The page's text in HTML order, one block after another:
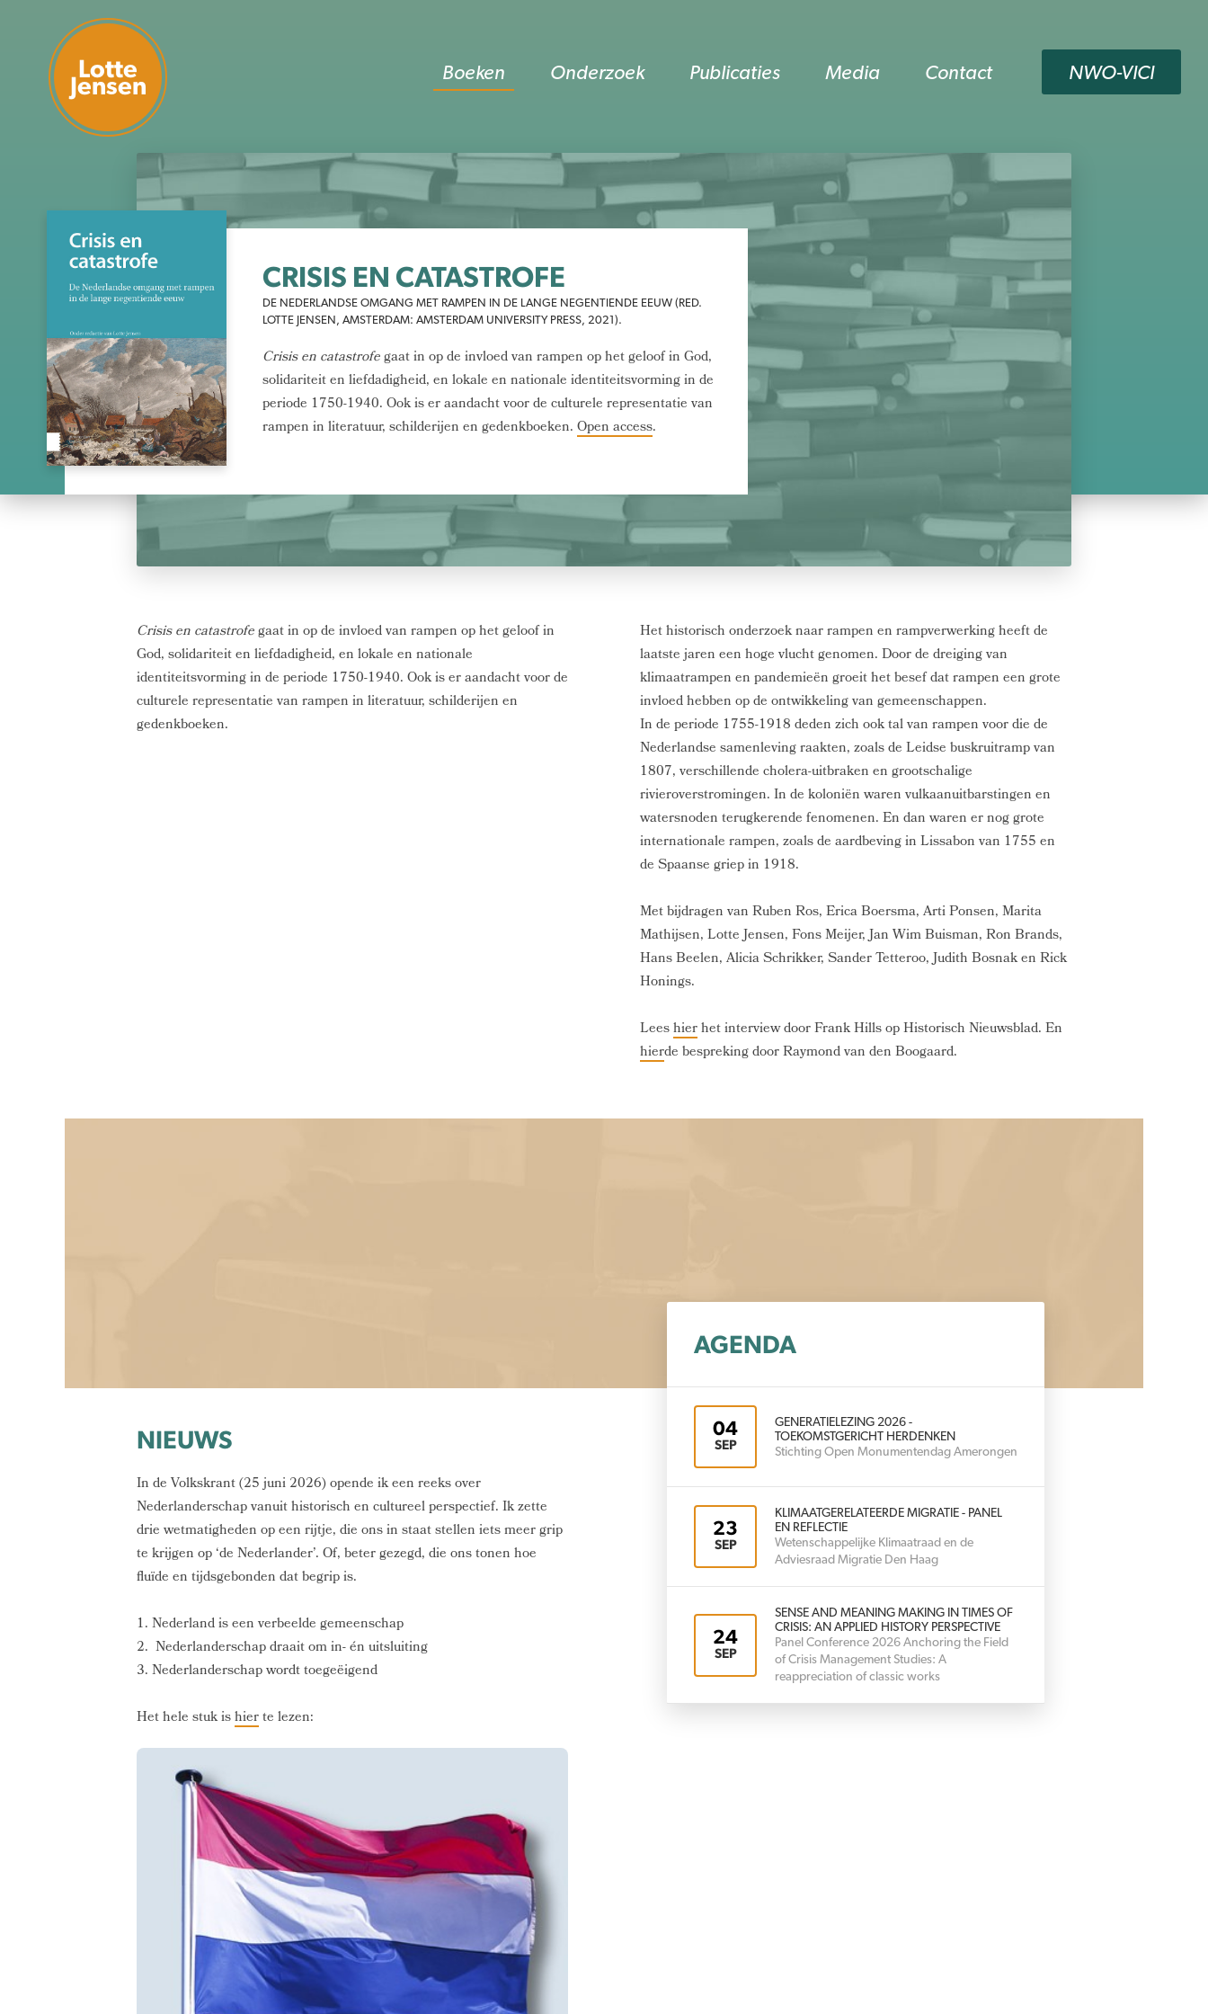
Lotte
Jensen Boeken Onderzoek Publicaties Media Contact NWO-VICI
CRISIS EN CATASTROFE
DE NEDERLANDSE OMGANG MET RAMPEN IN DE LANGE NEGENTIENDE EEUW (RED.
LOTTE JENSEN, AMSTERDAM: AMSTERDAM UNIVERSITY PRESS, 2021).
Crisis en catastrofegaat in op de invloed van rampen op het geloof in God,
solidariteit en liefdadigheid, en lokale en nationale identiteitsvorming in de
periode 1750-1940. Ook is er aandacht voor de culturele representatie van
rampen in literatuur, schilderijen en gedenkboeken.Open access.
Crisis en catastrofegaat in op de invloed van rampen op het geloof in
God, solidariteit en liefdadigheid, en lokale en nationale
identiteitsvorming in de periode 1750-1940. Ook is er aandacht voor de
culturele representatie van rampen in literatuur, schilderijen en
gedenkboeken.
Het historisch onderzoek naar rampen en rampverwerking heeft de
laatste jaren een hoge vlucht genomen. Door de dreiging van
klimaatrampen en pandemieën groeit het besef dat rampen een grote
invloed hebben op de ontwikkeling van gemeenschappen.
In de periode 1755-1918 deden zich ook tal van rampen voor die de
Nederlandse samenleving raakten, zoals de Leidse buskruitramp van
1807, verschillende cholera-uitbraken en grootschalige
rivieroverstromingen. In de koloniën waren vulkaanuitbarstingen en
watersnoden terugkerende fenomenen. En dan waren er nog grote
internationale rampen, zoals de aardbeving in Lissabon van 1755 en
de Spaanse griep in 1918.
Met bijdragen van Ruben Ros, Erica Boersma, Arti Ponsen, Marita
Mathijsen, Lotte Jensen, Fons Meijer, Jan Wim Buisman, Ron Brands,
Hans Beelen, Alicia Schrikker, Sander Tetteroo, Judith Bosnak en Rick
Honings.
Leeshierhet interview door Frank Hills op Historisch Nieuwsblad. En
hierde bespreking door Raymond van den Boogaard.
NIEUWS
In de Volkskrant (25 juni 2026) opende ik een reeks over
Nederlanderschap vanuit historisch en cultureel perspectief. Ik zette
drie wetmatigheden op een rijtje, die ons in staat stellen iets meer grip
te krijgen op ‘de Nederlander’. Of, beter gezegd, die ons tonen hoe
fluïde en tijdsgebonden dat begrip is.
1. Nederland is een verbeelde gemeenschap
2. Nederlanderschap draait om in- én uitsluiting
3. Nederlanderschap wordt toegeëigend
Het hele stuk ishierte lezen:
AGENDA
04
SEP
GENERATIELEZING 2026 -
TOEKOMSTGERICHT HERDENKEN
Stichting Open Monumentendag Amerongen
23
SEP
KLIMAATGERELATEERDE MIGRATIE - PANEL
EN REFLECTIE
Wetenschappelijke Klimaatraad en de
Adviesraad Migratie Den Haag
24
SEP
SENSE AND MEANING MAKING IN TIMES OF
CRISIS: AN APPLIED HISTORY PERSPECTIVE
Panel Conference 2026 Anchoring the Field
of Crisis Management Studies: A
reappreciation of classic works